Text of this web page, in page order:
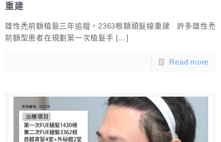
重建
雄性禿前額植髮三年追蹤，2363根額頭髮線重建 許多雄性禿
前額型患者在規劃第一次植髮手 […]
Read more